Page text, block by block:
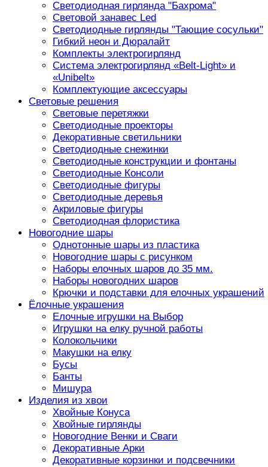
Светодиодная гирлянда "Бахрома"
Световой занавес Led
Светодиодные гирлянды "Тающие сосульки"
Гибкий неон и Дюралайт
Комплекты электрогирлянд
Система электрогирлянд «Belt-Light» и
«Unibelt»
Комплектующие аксессуары
Световые решения
Световые перетяжки
Светодиодные проекторы
Декоративные светильники
Светодиодные снежинки
Светодиодные конструкции и фонтаны
Светодиодные Консоли
Светодиодные фигуры
Светодиодные деревья
Акриловые фигуры
Светодиодная флористика
Новогодние шары
Однотонные шары из пластика
Новогодние шары с рисунком
Наборы елочных шаров до 35 мм.
Наборы новогодних шаров
Крючки и подставки для елочных украшений
Ёлочные украшения
Елочные игрушки на Выбор
Игрушки на елку ручной работы
Колокольчики
Макушки на елку
Бусы
Банты
Мишура
Изделия из хвои
Хвойные Конуса
Хвойные гирлянды
Новогодние Венки и Сваги
Декоративные Арки
Декоративные корзинки и подсвечники